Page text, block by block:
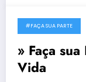
24 de Outubro, 2011
#FAÇA SUA PARTE
» Faça
Vida